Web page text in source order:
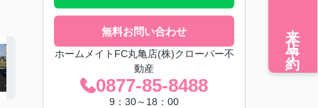
無料お問い合わせ
ホームメイトFC丸亀店(株)クローバー不
動産
0877-85-8488
9：30～18：00
来店予約